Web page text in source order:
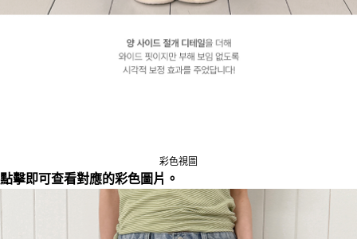
彩色視圖
點擊即可查看對應的彩色圖片。